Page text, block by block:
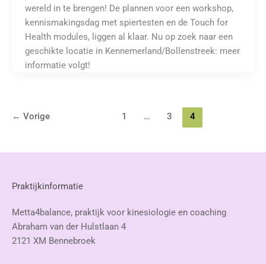
wereld in te brengen! De plannen voor een workshop,
kennismakingsdag met spiertesten en de Touch for
Health modules, liggen al klaar. Nu op zoek naar een
geschikte locatie in Kennemerland/Bollenstreek: meer
informatie volgt!
← Vorige 1 … 3 4
Praktijkinformatie
Metta4balance, praktijk voor kinesiologie en coaching
Abraham van der Hulstlaan 4
2121 XM Bennebroek